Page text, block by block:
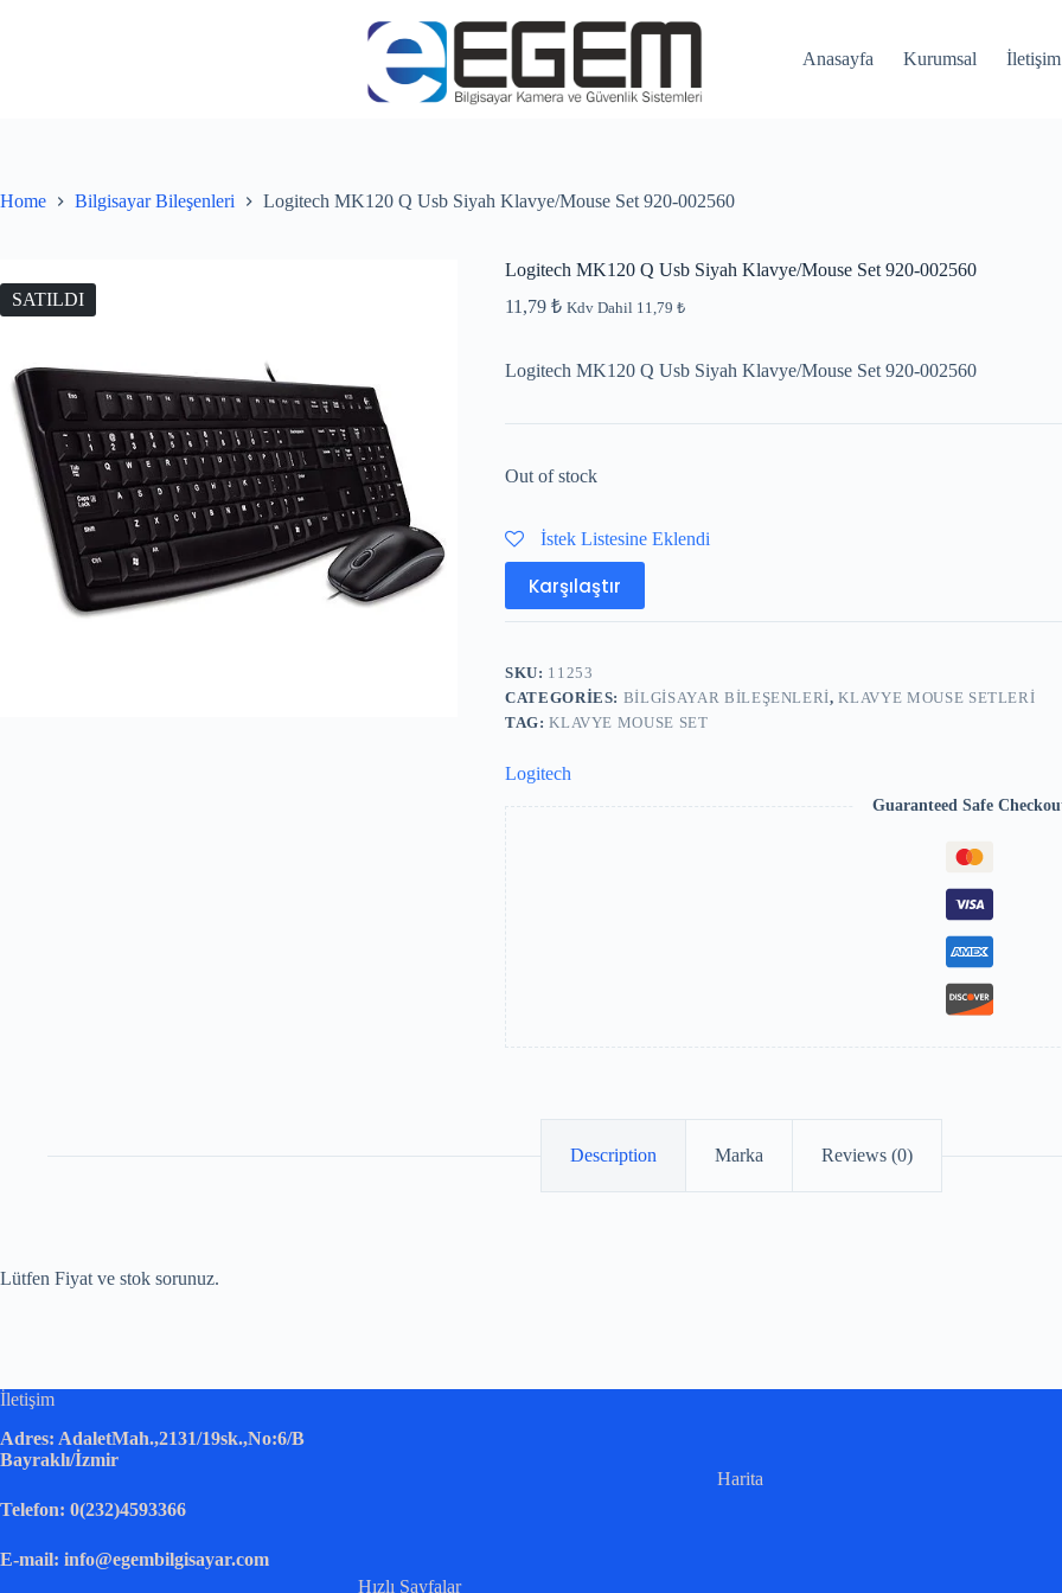
Anasayfa Kurumsal İletişim
Home Bilgisayar Bileşenleri Logitech MK120 Q Usb Siyah Klavye/Mouse Set 920-002560
SATILDI
Logitech MK120 Q Usb Siyah Klavye/Mouse Set 920-002560
11,79 ₺ Kdv Dahil 11,79 ₺
Logitech MK120 Q Usb Siyah Klavye/Mouse Set 920-002560
Out of stock
İstek Listesine Eklendi
Karşılaştır
SKU: 11253
CATEGORIES: BILGISAYAR BILEŞENLERI,KLAVYE MOUSE SETLERI
TAG:KLAVYE MOUSE SET
Logitech
Guaranteed Safe
Description Marka Reviews (0)
Lütfen Fiyat ve stok sorunuz.
İletişim
Adres: AdaletMah.,2131/19sk.,No:6/B
Bayraklı/İzmir
Telefon: 0(232)4593366
E-mail: info@egembilgisayar.com
Hızlı Sayfalar
Harita